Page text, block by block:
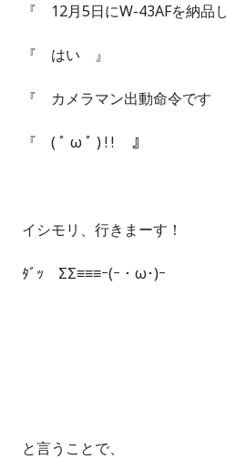
『 12月5日にW-43AFを納品
『 はい 』
『 カメラマン出動命令です
『 ( ﾟ ω ﾟ ) ! ! 』
イシモリ、行きまーす！
ﾀﾞｯ ΣΣ≡≡≡ｰ(ｰ・ω･)ｰ
と言うことで、